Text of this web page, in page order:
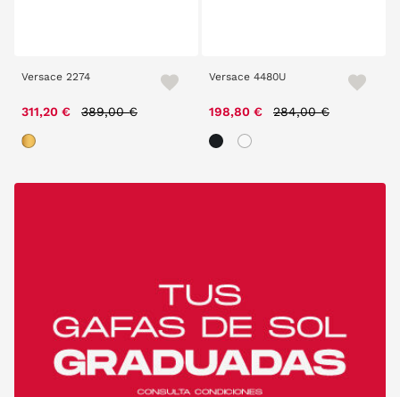
Versace 2274
311,20 € Price reduced from
389,00 €
Versace 4480U
198,80 € Price reduced from
284,00 €